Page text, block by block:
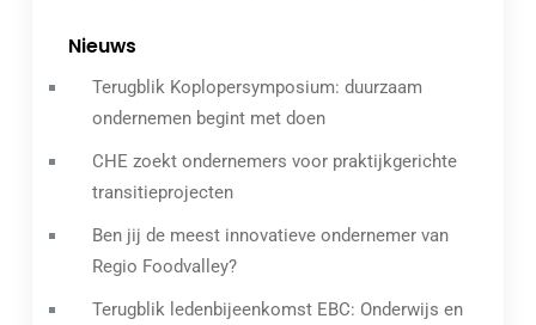
Nieuws
Terugblik Koplopersymposium: duurzaam
ondernemen begint met doen
CHE zoekt ondernemers voor praktijkgerichte
transitieprojecten
Ben jij de meest innovatieve ondernemer van
Regio Foodvalley?
Terugblik ledenbijeenkomst EBC: Onderwijs en